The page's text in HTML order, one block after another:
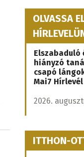
OLVASSA
Elszabaduló
hiányzó
csapó
Mai7 Hírlevél
2026.
ITTHON-